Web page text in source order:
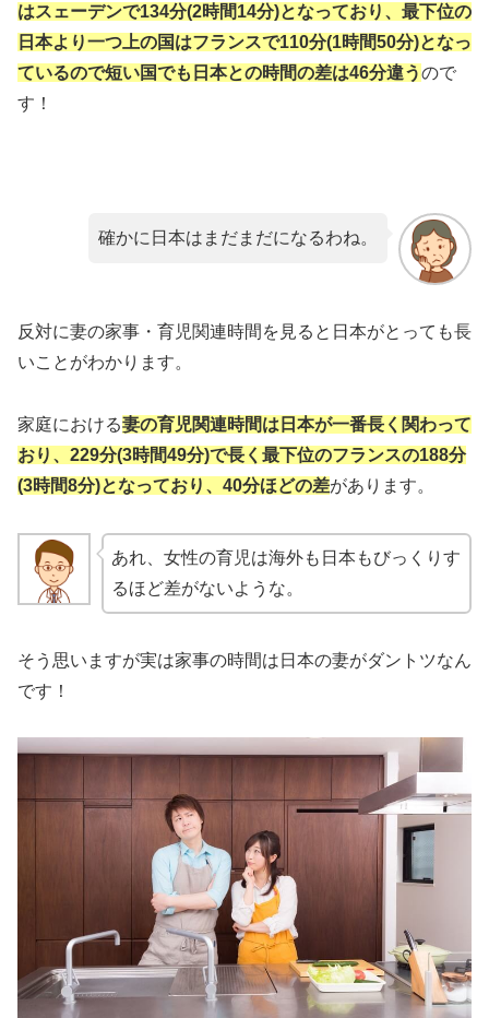
はスェーデンで134分(2時間14分)となっており、最下位の
日本より一つ上の国はフランスで110分(1時間50分)となっ
ているので短い国でも日本との時間の差は46分違うので
す！
確かに日本はまだまだになるわね。
反対に妻の家事・育児関連時間を見ると日本がとっても長
いことがわかります。
家庭における妻の育児関連時間は日本が一番長く関わって
おり、229分(3時間49分)で長く最下位のフランスの188分
(3時間8分)となっており、40分ほどの差があります。
あれ、女性の育児は海外も日本もびっくりす
るほど差がないような。
そう思いますが実は家事の時間は日本の妻がダントツなん
です！